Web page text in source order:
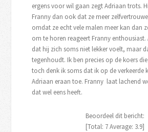
ergens voor wil gaan zegt Adriaan trots.
Franny dan ook dat ze meer
omdat ze echt vele malen meer kan dan
om te horen reageert Franny
dat hij zich soms niet lekker voelt, maar
tegenhoudt. Ik ben precies op de koers
toch denk ik soms dat ik op de verkeerde
Adriaan eraan toe. Franny laat lachend
dat wel eens heeft.
Beoordeel dit bericht:
[Total: 7Average: 3.9]